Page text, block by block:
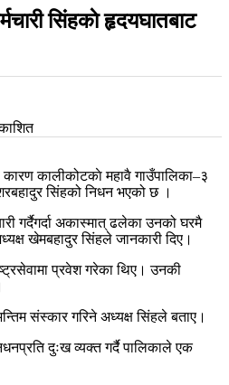
सिंहकाे हृदयघातबाट
कालीकोटकाे महावै गाउँपालिका–३
सिंहको निधन भएको छ ।
गर्दैगर्दा अकास्मात् ढलेका उनको घरमै
खेमबहादुर सिंहले जानकारी दिए।
प्रवेश गरेका थिए। उनकी
संस्कार गरिने अध्यक्ष सिंहले बताए।
दुःख व्यक्त गर्दै पालिकाले एक